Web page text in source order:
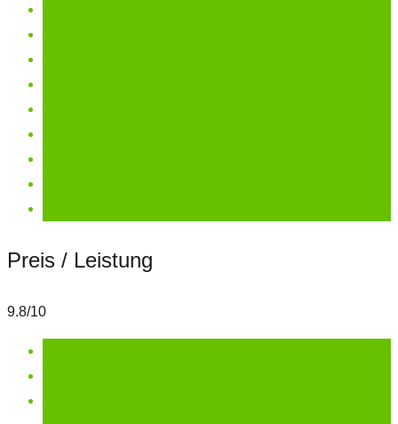
Preis / Leistung
9.8/10